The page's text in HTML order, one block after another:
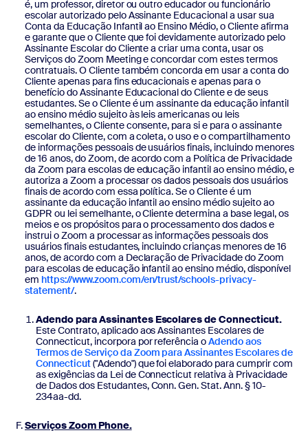
é, um professor, diretor ou outro educador ou funcionário
escolar autorizado pelo Assinante Educacional a usar sua
Conta da Educação Infantil ao Ensino Médio, o Cliente afirma
e garante que o Cliente que foi devidamente autorizado pelo
Assinante Escolar do Cliente a criar uma conta, usar os
Serviços do Zoom Meeting e concordar com estes termos
contratuais. O Cliente também concorda em usar a conta do
Cliente apenas para fins educacionais e apenas para o
benefício do Assinante Educacional do Cliente e de seus
estudantes. Se o Cliente é um assinante da educação infantil
ao ensino médio sujeito às leis americanas ou leis
semelhantes, o Cliente consente, para si e para o assinante
escolar do Cliente, com a coleta, o uso e o compartilhamento
de informações pessoais de usuários finais, incluindo menores
de 16 anos, do Zoom, de acordo com a Política de Privacidade
da Zoom para escolas de educação infantil ao ensino médio, e
autoriza a Zoom a processar os dados pessoais dos usuários
finais de acordo com essa política. Se o Cliente é um
assinante da educação infantil ao ensino médio sujeito ao
GDPR ou lei semelhante, o Cliente determina a base legal, os
meios e os propósitos para o processamento dos dados e
instrui o Zoom a processar as informações pessoais dos
usuários finais estudantes, incluindo crianças menores de 16
anos, de acordo com a Declaração de Privacidade do Zoom
para escolas de educação infantil ao ensino médio, disponível
em https://www.zoom.com/en/trust/schools-privacy-
statement/.
Adendo para Assinantes Escolares de Connecticut.
Este Contrato, aplicado aos Assinantes Escolares de
Connecticut, incorpora por referência oAdendo aos
Termos de Serviço da Zoom para Assinantes Escolares de
Connecticut("Adendo") que foi elaborado para cumprir com
as exigências da Lei de Connecticut relativa à Privacidade
de Dados dos Estudantes, Conn. Gen. Stat. Ann. § 10-
234aa-dd.
Serviços Zoom Phone.